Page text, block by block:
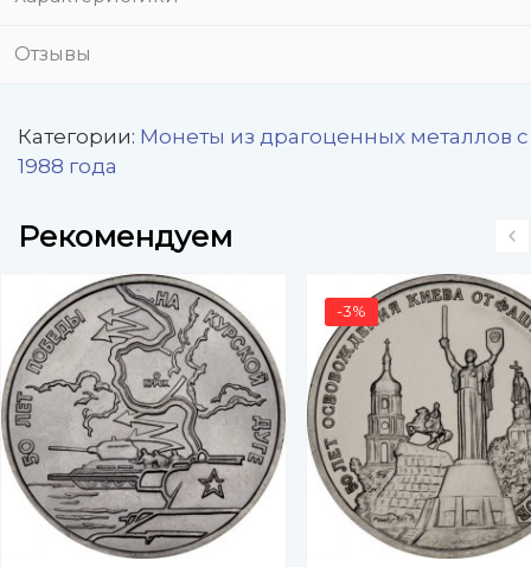
Отзывы
Категории: Монеты из драгоценных металлов с
1988 года
Рекомендуем
-3%